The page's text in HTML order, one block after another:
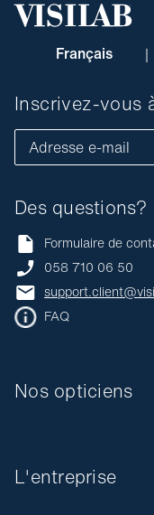
Français
L'entreprise
Nos opticiens
Des questions?
Formulaire de
058 710 06 50
FAQ
Inscrivez-vous
Adresse e-mail